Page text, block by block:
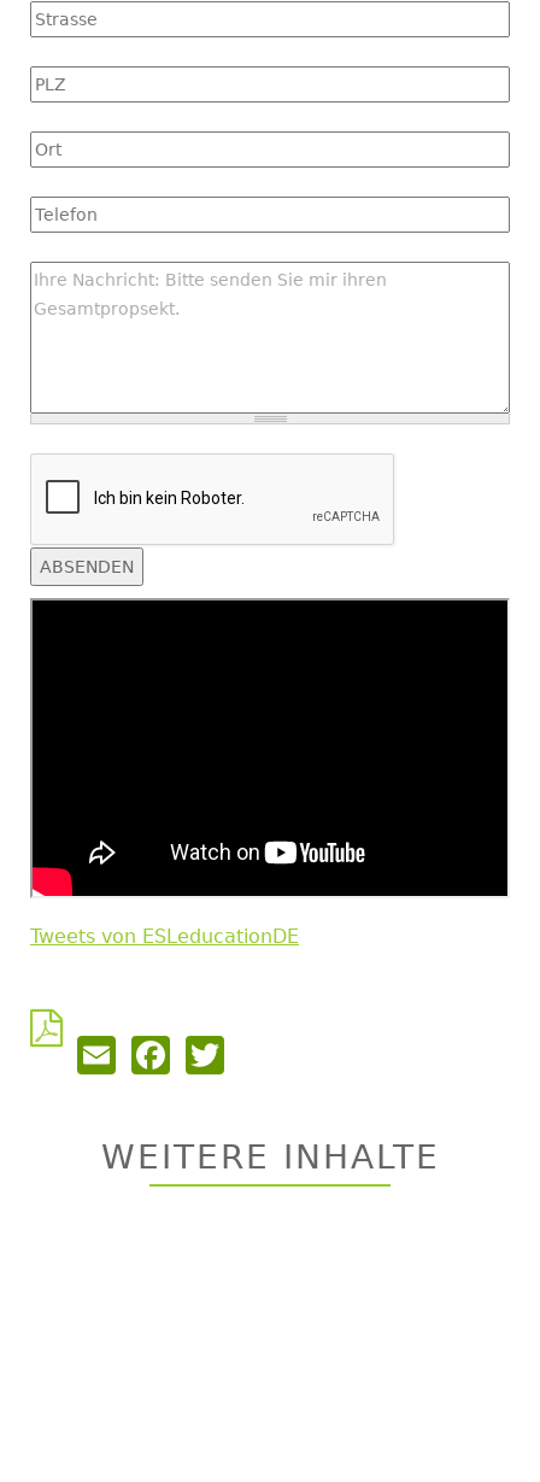
Strasse
PLZ
Ort
Tel
Nachricht
Tweets von ESLeducationDE
EmailFacebook
WEITERE INHALTE